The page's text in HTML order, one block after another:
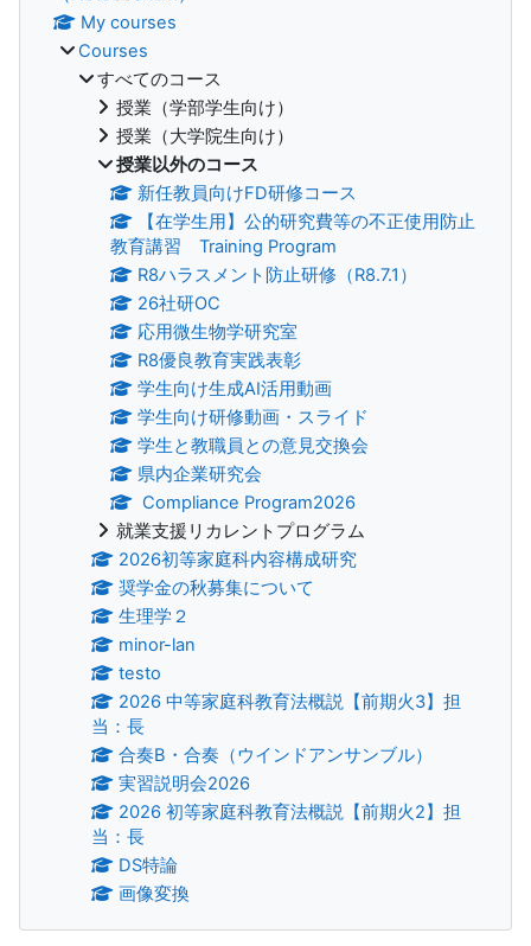
My courses
Courses
すべてのコース
授業（学部学生向け）
授業（大学院生向け）
授業以外のコース
新任教員向けFD研修コース
【在学生用】公的研究費等の不正使用防止
教育講習 Training Program
R8ハラスメント防止研修（R8.7.1）
26社研OC
応用微生物学研究室
R8優良教育実践表彰
学生向け生成AI活用動画
学生向け研修動画・スライド
学生と教職員との意見交換会
県内企業研究会
Compliance Program2026
就業支援リカレントプログラム
2026初等家庭科内容構成研究
奨学金の秋募集について
生理学２
minor-lan
testo
2026 中等家庭科教育法概説【前期火3】担
当：長
合奏B・合奏（ウインドアンサンブル）
実習説明会2026
2026 初等家庭科教育法概説【前期火2】担
当：長
DS特論
画像変換